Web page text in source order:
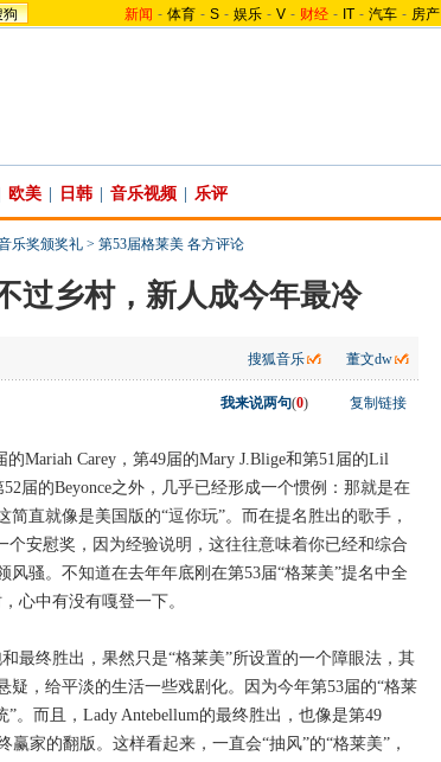
狗 新闻 - 体育 - S - 娱乐 - V - 财经 - IT - 汽车 - 房产
欧美 日韩 音乐视频 乐评
乐奖颁奖礼 > 第53届格莱美 各方评论
过乡村，新人成今年最冷
搜狐音乐 董文dw
我来说两句(0) 复制链接
Mariah Carey，第49届的Mary J.Blige和第51届的Lil
届的Beyonce之外，几乎已经形成一个惯例：那就是在
直就像是美国版的“逗你玩”。而在提名胜出的歌手，
个安慰奖，因为经验说明，这往往意味着你已经和综合
骚。不知道在去年年底刚在第53届“格莱美”提名中全
心中有没有嘎登一下。
终胜出，果然只是“格莱美”所设置的一个障眼法，其
，给平淡的生活一些戏剧化。因为今年第53届的“格莱
。而且，Lady Antebellum的最终胜出，也像是第49
赢家的翻版。这样看起来，一直会“抽风”的“格莱美”，